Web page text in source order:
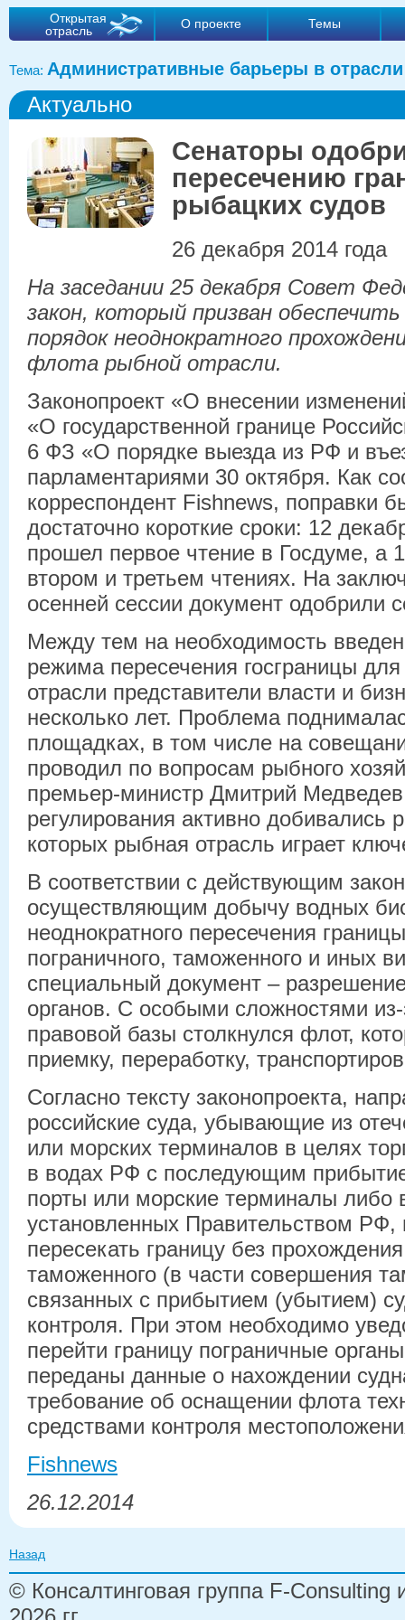
Открытая
отрасль
О проекте Темы
Тема: Административные барьеры в отрасли
Актуально
Сенаторы
пересечению
рыбацких судов
26 декабря 2014 года
На заседании 25 декабря Совет
закон, который призван
порядок неоднократного
флота рыбной отрасли.
Законопроект «О внесении
«О государственной границе
6 ФЗ «О порядке выезда из РФ и
парламентариями 30 октября. Как
корреспондент Fishnews, поправки
достаточно короткие сроки: 12
прошел первое чтение в Госдуме, а
втором и третьем чтениях. На
осенней сессии документ одобрили
Между тем на необходимость
режима пересечения госграницы
отрасли представители власти и
несколько лет. Проблема
площадках, в том числе на
проводил по вопросам рыбного
премьер-министр Дмитрий
регулирования активно добивались
которых рыбная отрасль играет
В соответствии с действующим
осуществляющим добычу водных
неоднократного пересечения
пограничного, таможенного и иных
специальный документ –
органов. С особыми сложностями
правовой базы столкнулся флот,
приемку, переработку,
Согласно тексту законопроекта,
российские суда, убывающие из
или морских терминалов в целях
в водах РФ с последующим
порты или морские терминалы либо
установленных Правительством РФ,
пересекать границу без
таможенного (в части совершения
связанных с прибытием (убытием)
контроля. При этом необходимо
перейти границу пограничные
переданы данные о нахождении
требование об оснащении флота
средствами контроля
Fishnews
26.12.2014
Назад
© Консалтинговая группа F-